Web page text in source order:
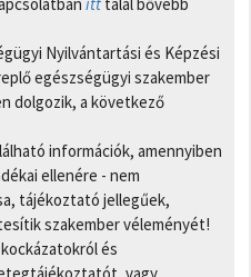
Nyilvántartási és Képzési
egészségügyi szakember
dolgozik, a következő
információk, amennyiben
ellenére - nem
tájékoztató jellegűek,
szakember véleményét!
és
vagy